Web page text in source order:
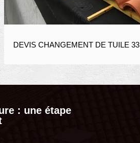
DEVIS CHANGEMENT DE TUILE 33
: une étape